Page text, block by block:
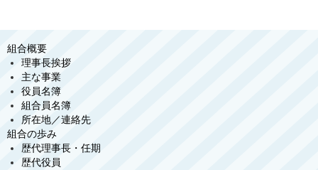
組合概要
理事長挨拶
主な事業
役員名簿
組合員名簿
所在地／連絡先
組合の歩み
歴代理事長・任期
歴代役員